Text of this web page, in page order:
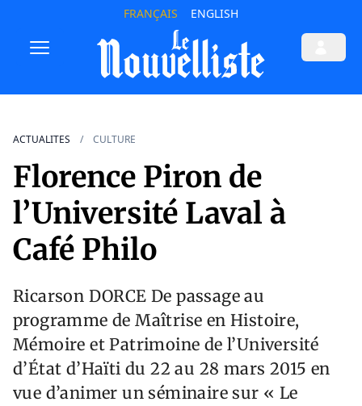
FRANÇAIS ENGLISH
ACTUALITES CULTURE
Florence Piron de
l’Université Laval à
Café Philo
Ricarson DORCE De passage au
programme de Maîtrise en Histoire,
Mémoire et Patrimoine de l’Université
d’État d’Haïti du 22 au 28 mars 2015 en
vue d’animer un séminaire sur « Le